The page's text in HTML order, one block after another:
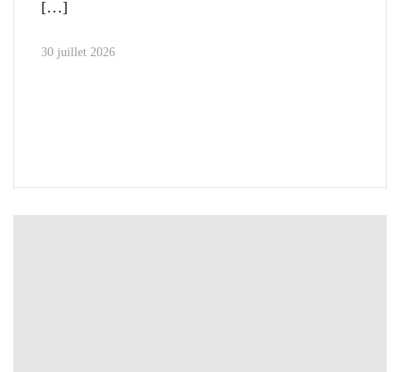
30 juillet 2026